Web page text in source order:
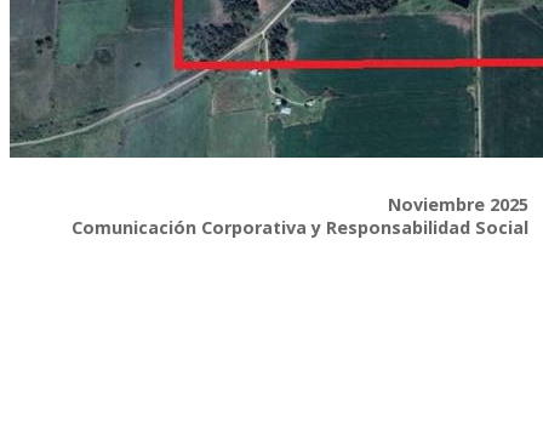
Noviembre 2025
Comunicación Corporativa y Responsabilidad Social